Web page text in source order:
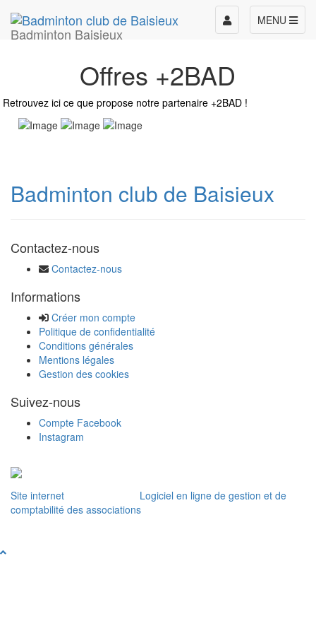
Badminton Baisieux
MENU
Toggle
navigation
Offres +2BAD
Retrouvez ici ce que propose notre partenaire +2BAD !
Badminton club de Baisieux
Contactez-nous
Contactez-nous
Informations
Créer mon compte
Politique de confidentialité
Conditions générales
Mentions légales
Gestion des cookies
Suivez-nous
Compte Facebook
Instagram
Site internet
Logiciel en ligne de gestion et de
comptabilité des associations